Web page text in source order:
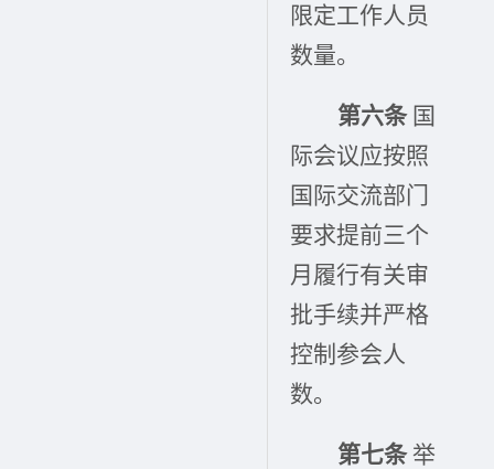
限定工作人员
数量。
第六条国
际会议应按照
国际交流部门
要求提前三个
月履行有关审
批手续并严格
控制参会人
数。
第七条举